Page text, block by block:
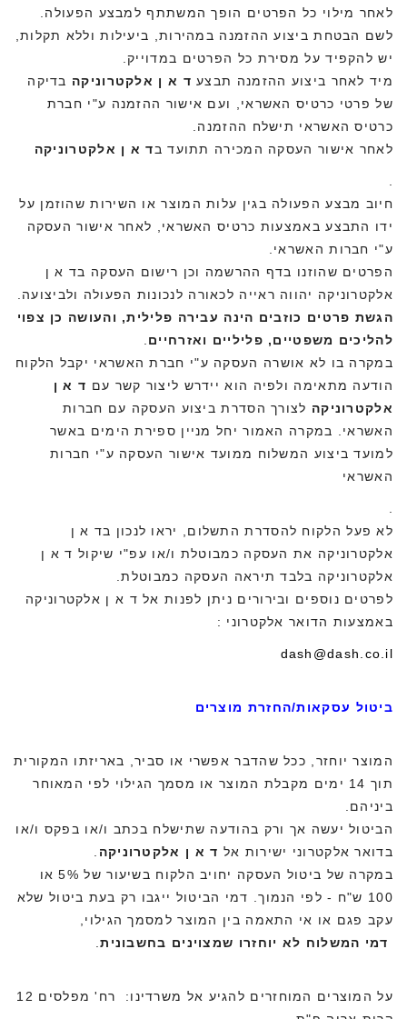
לאחר מילוי כל הפרטים הופך המשתתף למבצע הפעולה.
לשם הבטחת ביצוע ההזמנה במהירות, ביעילות וללא תקלות,
יש להקפיד על מסירת כל הפרטים במדוייק.
מיד לאחר ביצוע ההזמנה תבצע ד א ן אלקטרוניקה בדיקה
של פרטי כרטיס האשראי, ועם אישור ההזמנה ע"י חברת
כרטיס האשראי תישלח ההזמנה.
לאחר אישור העסקה המכירה תתועד בד א ן אלקטרוניקה
חיוב מבצע הפעולה בגין עלות המוצר או השירות שהוזמן על
ידו התבצע באמצעות כרטיס האשראי, לאחר אישור העסקה
ע"י חברות האשראי.
הפרטים שהוזנו בדף ההרשמה וכן רישום העסקה בד א ן
אלקטרוניקה יהווה ראייה לכאורה לנכונות הפעולה ולביצועה.
הגשת פרטים כוזבים הינה עבירה פלילית, והעושה כן צפוי
להליכים משפטיים, פליליים ואזרחיים
במקרה בו לא אושרה העסקה ע"י חברת האשראי יקבל הלקוח
הודעה מתאימה ולפיה הוא יידרש ליצור קשר עם ד א ן
אלקטרוניקה לצורך הסדרת ביצוע העסקה עם חברות
האשראי. במקרה האמור יחל מניין ספירת הימים באשר
למועד ביצוע המשלוח ממועד אישור העסקה ע"י חברות
האשראי
לא פעל הלקוח להסדרת התשלום, יראו לנכון בד א ן
אלקטרוניקה את העסקה כמבוטלת ו/או עפ"י שיקול ד א ן
אלקטרוניקה בלבד תיראה העסקה כמבוטלת.
לפרטים נוספים ובירורים ניתן לפנות אל ד א ן אלקטרוניקה
באמצעות הדואר אלקטרוני :
dash@dash.co.il
ביטול עסקאות/החזרת מוצרים
המוצר יוחזר, ככל שהדבר אפשרי או סביר, באריזתו המקורית
תוך 14 ימים מקבלת המוצר או מסמך הגילוי לפי המאוחר
ביניהם.
הביטול יעשה אך ורק בהודעה שתישלח בכתב ו/או בפקס ו/או
בדואר אלקטרוני ישירות אל ד א ן אלקטרוניקה
במקרה של ביטול העסקה יחויב הלקוח בשיעור של 5% או
100 ש"ח - לפי הנמוך. דמי הביטול ייגבו רק בעת ביטול שלא
עקב פגם או אי התאמה בין המוצר למסמך הגילוי,
דמי המשלוח לא יוחזרו שמצוינים בחשבונית.
על המוצרים המוחזרים להגיע אל משרדינו: רח' מפלסים 12